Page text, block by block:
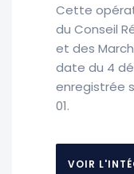
Cette
du Conseil
et des
date du 4
enregistrée
01.
VOIR